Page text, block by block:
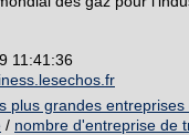
11:41:36
plus grandes
/ nombre d'entreprise de